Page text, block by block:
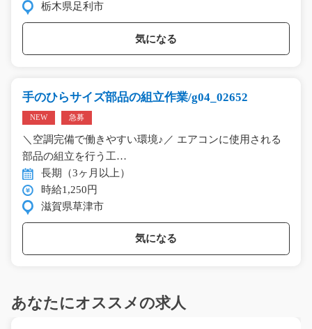
栃木県足利市
気になる
手のひらサイズ部品の組立作業/g04_02652
NEW 急募
＼空調完備で働きやすい環境♪／ エアコンに使用される
部品の組立を行う工…
長期（3ヶ月以上）
時給1,250円
滋賀県草津市
気になる
あなたにオススメの求人